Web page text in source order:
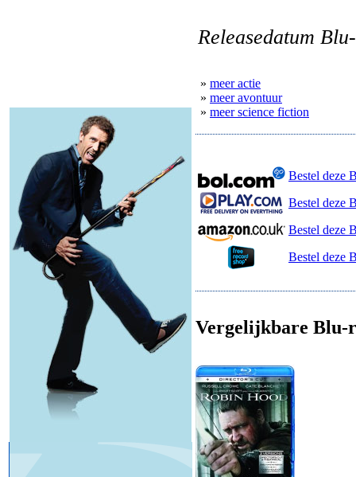
Releasedatum
» meer actie
» meer avontuur
» meer science fiction
Bestel deze
Bestel deze
Bestel deze
Bestel deze
Vergelijkbare Blu-